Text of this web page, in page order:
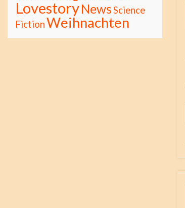
LovestoryNewsScience
FictionWeihnachten